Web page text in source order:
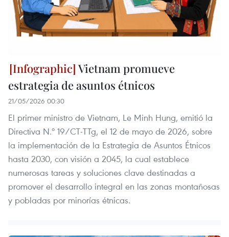
Vietnam promueve
estrategia de asuntos étnicos
21/05/2026 00:30
El primer ministro de Vietnam, Le Minh Hung, emitió la
Directiva N.º 19/CT-TTg, el 12 de mayo de 2026, sobre
la implementación de la Estrategia de Asuntos Étnicos
hasta 2030, con visión a 2045, la cual establece
numerosas tareas y soluciones clave destinadas a
promover el desarrollo integral en las zonas montañosas
y pobladas por minorías étnicas.